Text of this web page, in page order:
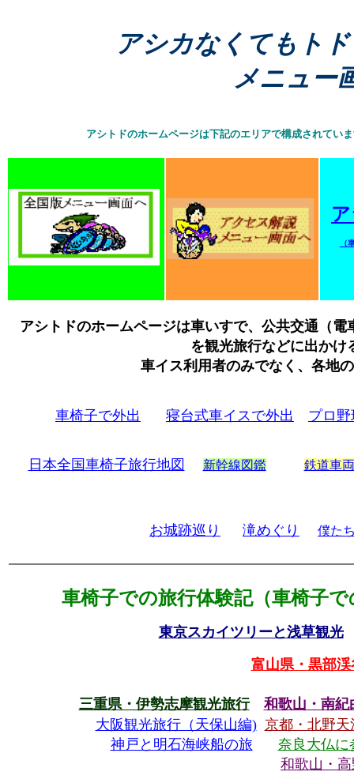
アシカなくてもト
メニュー
アシトドのホームページは下記のエリアで構成されて
（
アシトドのホームページは車いすで、公共交通（
を観光旅行などに出かけ
車イス利用者のみでなく、各地の
車椅子で外出 寝台式車イスで外出 プロ
日本全国車椅子旅行地図 新幹線図鑑 鉄道車
お城跡巡り 滝めぐり 僕た
車椅子での旅行体験記（車椅子
東京スカイツリーと浅草観光
富山県・黒部
三重県・伊勢志摩観光旅行
和歌山・南紀
大阪観光旅行（天保山編) 京都・北野天
神戸と明石海峡船の旅
奈良大仏に
和歌山・